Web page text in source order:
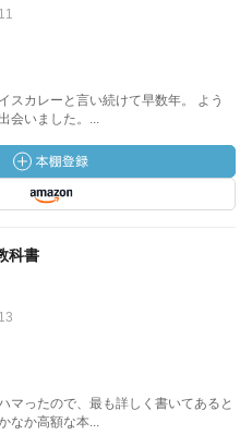
11
スカレーと言い続けて早数年。 よう
会いました。...
科書
13
マったので、最も詳しく書いてあると
なか高額な本...